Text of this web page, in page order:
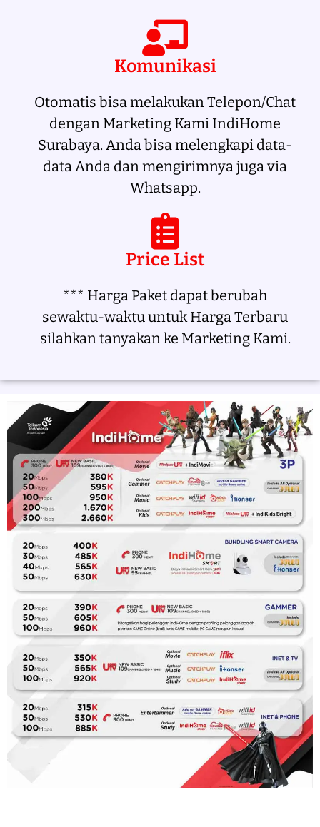
Komunikasi
Otomatis bisa melakukan Telepon/Chat
dengan Marketing Kami IndiHome
Surabaya. Anda bisa melengkapi data-
data Anda dan mengirimnya juga via
Whatsapp.
Price List
*** Harga Paket dapat berubah
sewaktu-waktu untuk Harga Terbaru
silahkan tanyakan ke Marketing Kami.